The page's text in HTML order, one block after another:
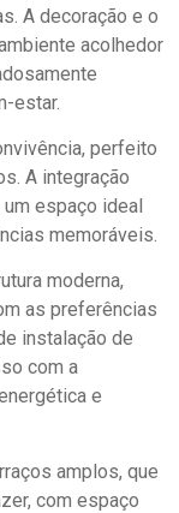
A decoração e o
acolhedor
estar.
perfeito
A integração
espaço ideal
memoráveis.
moderna,
as preferências
instalação de
com a
e
amplos, que
com espaço